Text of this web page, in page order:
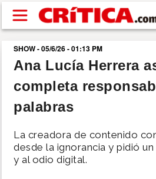
Pasar al contenido principal
buscar
SUCESOS
POLÍTICA
SHOW - 05/6/26 - 01:13 PM
Ana Lucía Herrera
completa
palabras
La creadora de contenido
desde la ignorancia y pidió
y al odio digital.